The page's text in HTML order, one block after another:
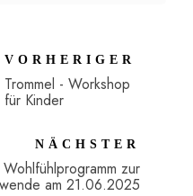
VORHERIGER
Trommel - Workshop
für Kinder
NÄCHSTER
zur
am 21.06.2025